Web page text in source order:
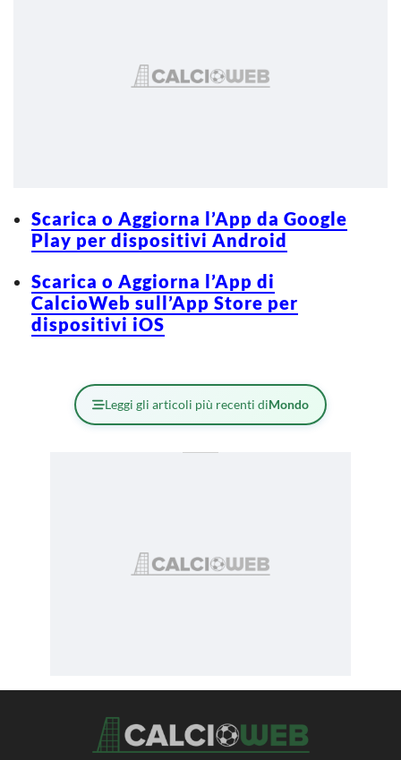
Scarica o Aggiorna l’App da Google
Play per dispositivi Android
Scarica o Aggiorna l’App di
CalcioWeb sull’App Store per
dispositivi iOS
Leggi gli articoli più recenti diMondo